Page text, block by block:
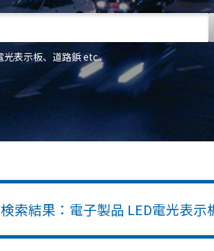
表示板、道路鋲 etc..
検索結果：電子製品 LED電光表示